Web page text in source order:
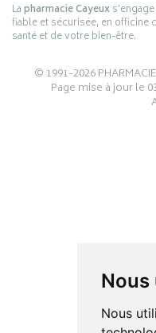
Nous
Nous
Lapharmacie Cayeux
fiable et sécurisée, en officine
santé et de votre bien-être.
© 1991-2026
Page mise à jour le